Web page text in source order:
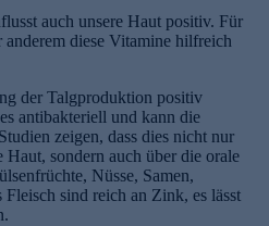
auch unsere Haut positiv. Für
diese Vitamine hilfreich
der Talgproduktion positiv
antibakteriell und kann die
zeigen, dass dies nicht nur
sondern auch über die orale
Nüsse, Samen,
sind reich an Zink, es lässt